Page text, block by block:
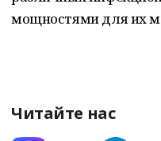
мощностями для их
Читайте нас